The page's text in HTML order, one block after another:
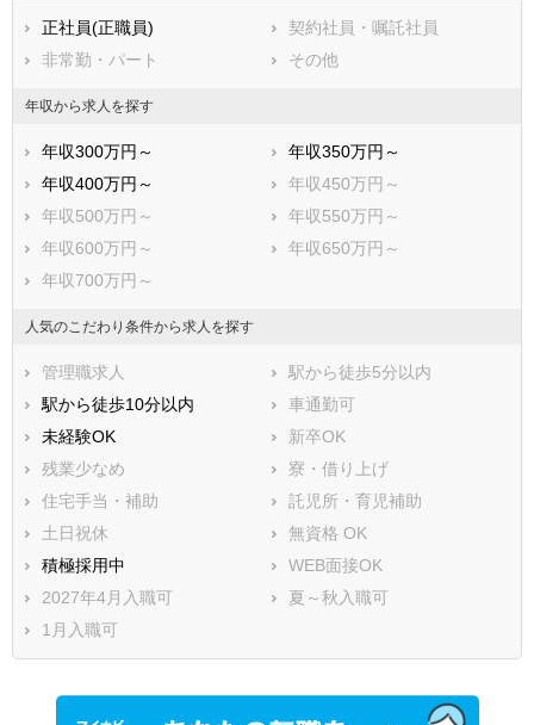
正社員(正職員)
契約社員・嘱託社員
非常勤・パート
その他
年収から求人を探す
年収300万円～
年収350万円～
年収400万円～
年収450万円～
年収500万円～
年収550万円～
年収600万円～
年収650万円～
年収700万円～
人気のこだわり条件から求人を探す
管理職求人
駅から徒歩5分以内
駅から徒歩10分以内
車通勤可
未経験OK
新卒OK
残業少なめ
寮・借り上げ
住宅手当・補助
託児所・育児補助
土日祝休
無資格 OK
積極採用中
WEB面接OK
2027年4月入職可
夏～秋入職可
1月入職可